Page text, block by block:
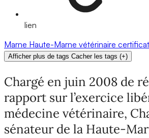
lien
Marne Haute-Marne vétérinaire
Afficher plus de tags Cacher les tags (+)
Chargé en juin 2008 de
rapport sur l’exercice
médecine vétérinaire,
sénateur de la Haute-